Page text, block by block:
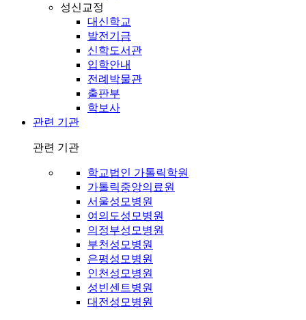
성신교정
대신학교
발전기금
신학도서관
입학안내
전례박물관
출판부
학보사
관련 기관
관련 기관
학교법인 가톨릭학원
가톨릭중앙의료원
서울성모병원
여의도성모병원
의정부성모병원
부천성모병원
은평성모병원
인천성모병원
성빈센트병원
대전성모병원